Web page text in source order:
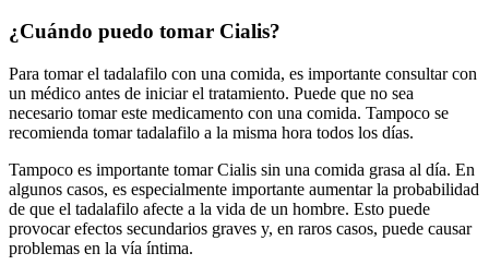
¿Cuándo puedo tomar Cialis?
Para tomar el tadalafilo con una comida, es importante consultar con
un médico antes de iniciar el tratamiento. Puede que no sea
necesario tomar este medicamento con una comida. Tampoco se
recomienda tomar tadalafilo a la misma hora todos los días.
Tampoco es importante tomar Cialis sin una comida grasa al día. En
algunos casos, es especialmente importante aumentar la probabilidad
de que el tadalafilo afecte a la vida de un hombre. Esto puede
provocar efectos secundarios graves y, en raros casos, puede causar
problemas en la vía íntima.